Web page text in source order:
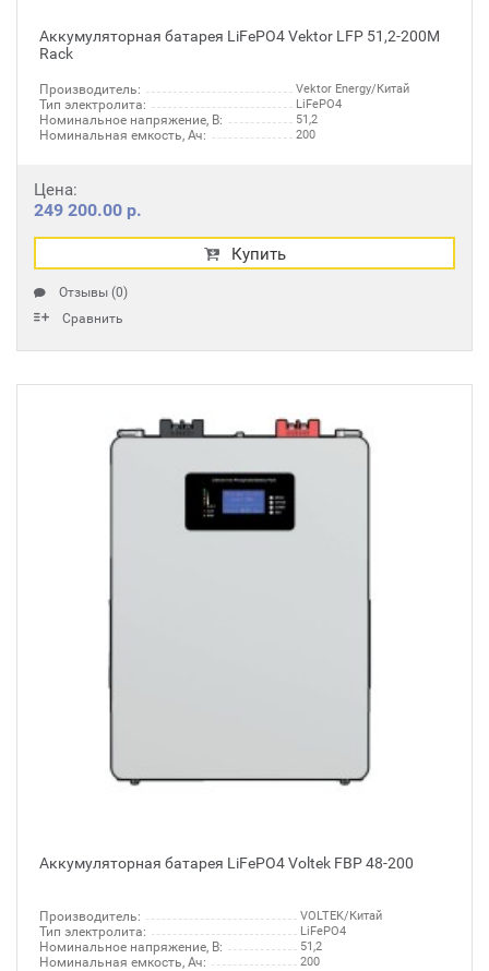
Аккумуляторная батарея LiFePO4 Vektor LFP 51,2-200M
Rack
Производитель: Vektor Energy/Китай
Тип электролита: LiFePO4
Номинальное напряжение, В: 51,2
Номинальная емкость, Ач: 200
Цена:
249 200.00 р.
Купить
Отзывы (0)
Сравнить
Аккумуляторная батарея LiFePO4 Voltek FBP 48-200
Производитель: VOLTEK/Китай
Тип электролита: LiFePO4
Номинальное напряжение, В: 51,2
Номинальная емкость, Ач: 200